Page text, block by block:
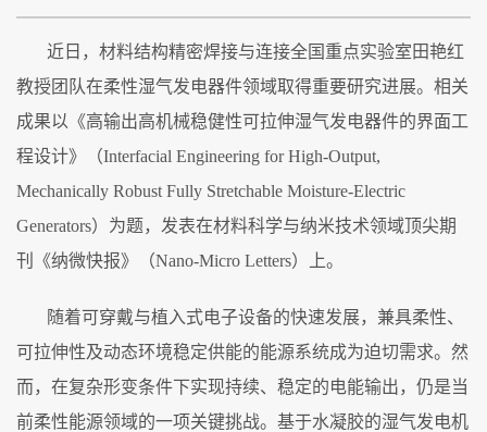
近日，材料结构精密焊接与连接全国重点实验室田艳红
教授团队在柔性湿气发电器件领域取得重要研究进展。 相关
成果以《高输出高机械稳健性可拉伸湿气发电器件的界面工
程设计》
（Interfacial Engineering for High‑Output,
Mechanically Robust Fully Stretchable Moisture‑Electric
Generators） 为题， 发表在材料科学与纳米技术领域顶尖期
刊《纳微快报》（Nano-Micro Letters） 上。
随着可穿戴与植入式电子设备的快速发展，兼具柔性、
可拉伸性及动态环境稳定供能的能源系统成为迫切需求。然
而，在复杂形变条件下实现持续、稳定的电能输出，仍是当
前柔性能源领域的一项关键挑战。基于水凝胶的湿气发电机